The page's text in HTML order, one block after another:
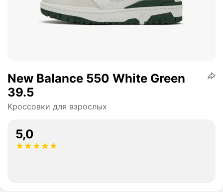
New Balance 550 White Green
39.5
Кроссовки для взрослых
5,0